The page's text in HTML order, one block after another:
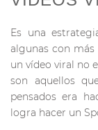
Es una
algunas con
un vídeo viral no
son aquellos
pensados era
logra hacer un